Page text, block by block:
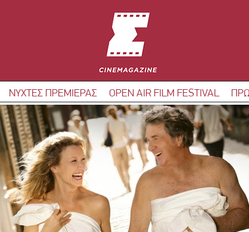
ΝΥΧΤΕΣ ΠΡΕΜΙΕΡΑΣ OPEN AIR FILM FESTIVAL